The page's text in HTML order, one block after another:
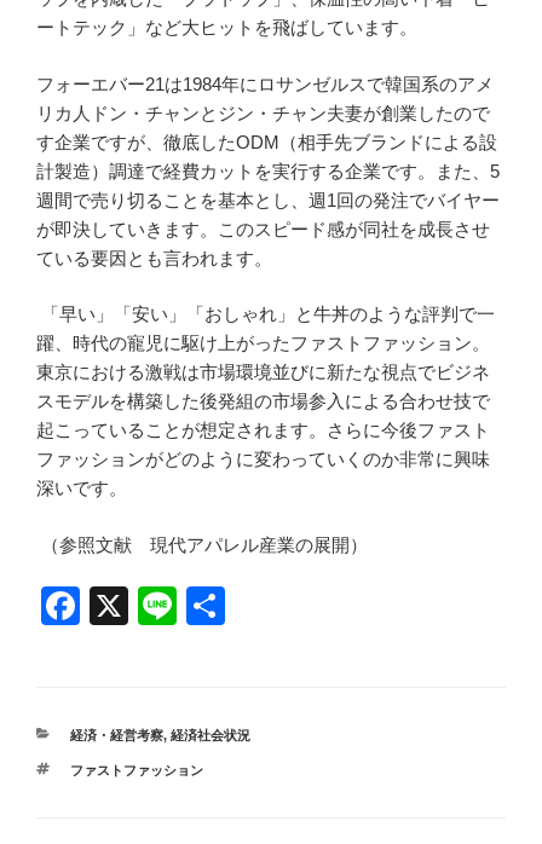
ートテック」など大ヒットを飛ばしています。
フォーエバー21は1984年にロサンゼルスで韓国系のアメ
リカ人ドン・チャンとジン・チャン夫妻が創業したので
す企業ですが、徹底したODM（相手先ブランドによる設
計製造）調達で経費カットを実行する企業です。また、5
週間で売り切ることを基本とし、週1回の発注でバイヤー
が即決していきます。このスピード感が同社を成長させ
ている要因とも言われます。
「早い」「安い」「おしゃれ」と牛丼のような評判で一
躍、時代の寵児に駆け上がったファストファッション。
東京における激戦は市場環境並びに新たな視点でビジネ
スモデルを構築した後発組の市場参入による合わせ技で
起こっていることが想定されます。さらに今後ファスト
ファッションがどのように変わっていくのか非常に興味
深いです。
（参照文献 現代アパレル産業の展開）
F
e
b
X
Li
カ
ゴ
経済・経営考察, 経済社会状況
タ
ファストファッション